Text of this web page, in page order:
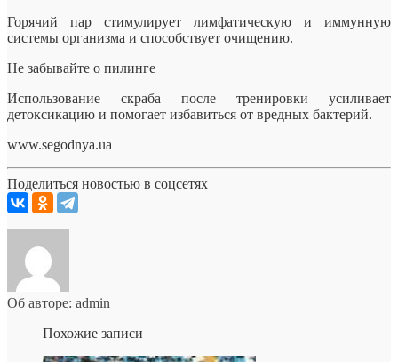
Горячий пар стимулирует лимфатическую и иммунную
системы организма и способствует очищению.
Не забывайте о пилинге
Использование скраба после тренировки усиливает
детоксикацию и помогает избавиться от вредных бактерий.
www.segodnya.ua
Поделиться новостью в соцсетях
Об авторе: admin
Похожие записи